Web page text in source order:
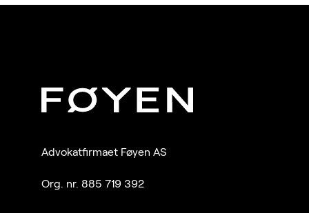
Advokatfirmaet Føyen AS
Org. nr. 885 719 392